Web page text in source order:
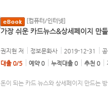
[컴퓨터/인터넷]
가장 쉬운 카드뉴스&상세페이지 만
권지현 저 정보문화사 2019-12-31
대출 0/5
예약 0 누적대출 0 추천 0
돈이 되는 카드 뉴스와 상세페이지 만드는